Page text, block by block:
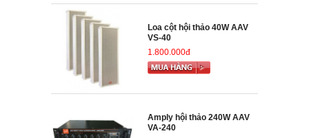
Loa cột hội thảo 40W AAV
VS-40
1.800.000đ
Amply hội thảo 240W AAV
VA-240